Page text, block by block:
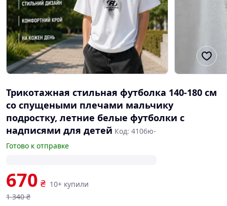
Трикотажная стильная футболка 140-180 см
со спущеными плечами мальчику
подростку, летние белые футболки с
надписями для детей Код: 4106ю-
Готово к отправке
670 ₴ 10+ купили
1 340 ₴